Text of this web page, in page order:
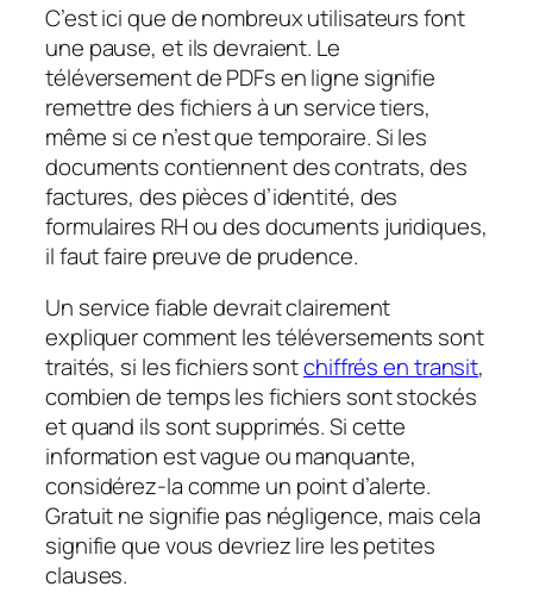
C’est ici que de nombreux utilisateurs font
une pause, et ils devraient. Le
téléversement de PDFs en ligne signifie
remettre des fichiers à un service tiers,
même si ce n’est que temporaire. Si les
documents contiennent des contrats, des
factures, des pièces d’identité, des
formulaires RH ou des documents juridiques,
il faut faire preuve de prudence.
Un service fiable devrait clairement
expliquer comment les téléversements sont
traités, si les fichiers sontchiffrés en transit,
combien de temps les fichiers sont stockés
et quand ils sont supprimés. Si cette
information est vague ou manquante,
considérez-la comme un point d’alerte.
Gratuit ne signifie pas négligence, mais cela
signifie que vous devriez lire les petites
clauses.